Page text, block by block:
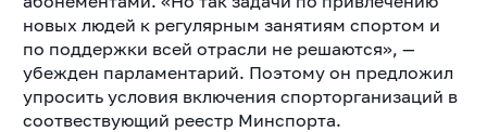
новых людей к регулярным занятиям спортом и
по поддержки всей отрасли не решаются», —
убежден парламентарий. Поэтому он предложил
упросить условия включения спорторганизаций в
соотвествующий реестр Минспорта.